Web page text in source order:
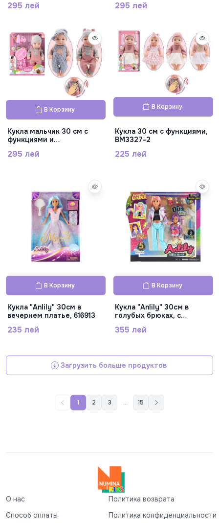
295 лей 295 лей
В Корзину
Кукла мальчик 30 см с
функциями и
295 лей
В Корзину
Кукла 30 см с функциями,
BM3327-2
225 лей
В Корзину
Кукла "Anlily" 30см в
вечернем платье, 616913
235 лей
В Корзину
Кукла "Anlily" 30см в
голубых брюках, с
355 лей
Загрузить больше продуктов
1 2 3 ... 15
О нас
Политика возврата
Способ оплаты
Политика конфиденциальности